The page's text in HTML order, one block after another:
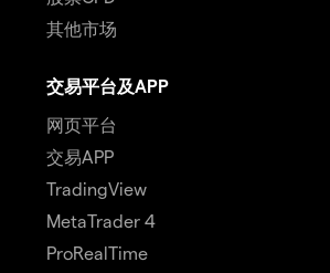
其他市场
交易平台及APP
网页平台
交易APP
TradingView
MetaTrader 4
ProRealTime